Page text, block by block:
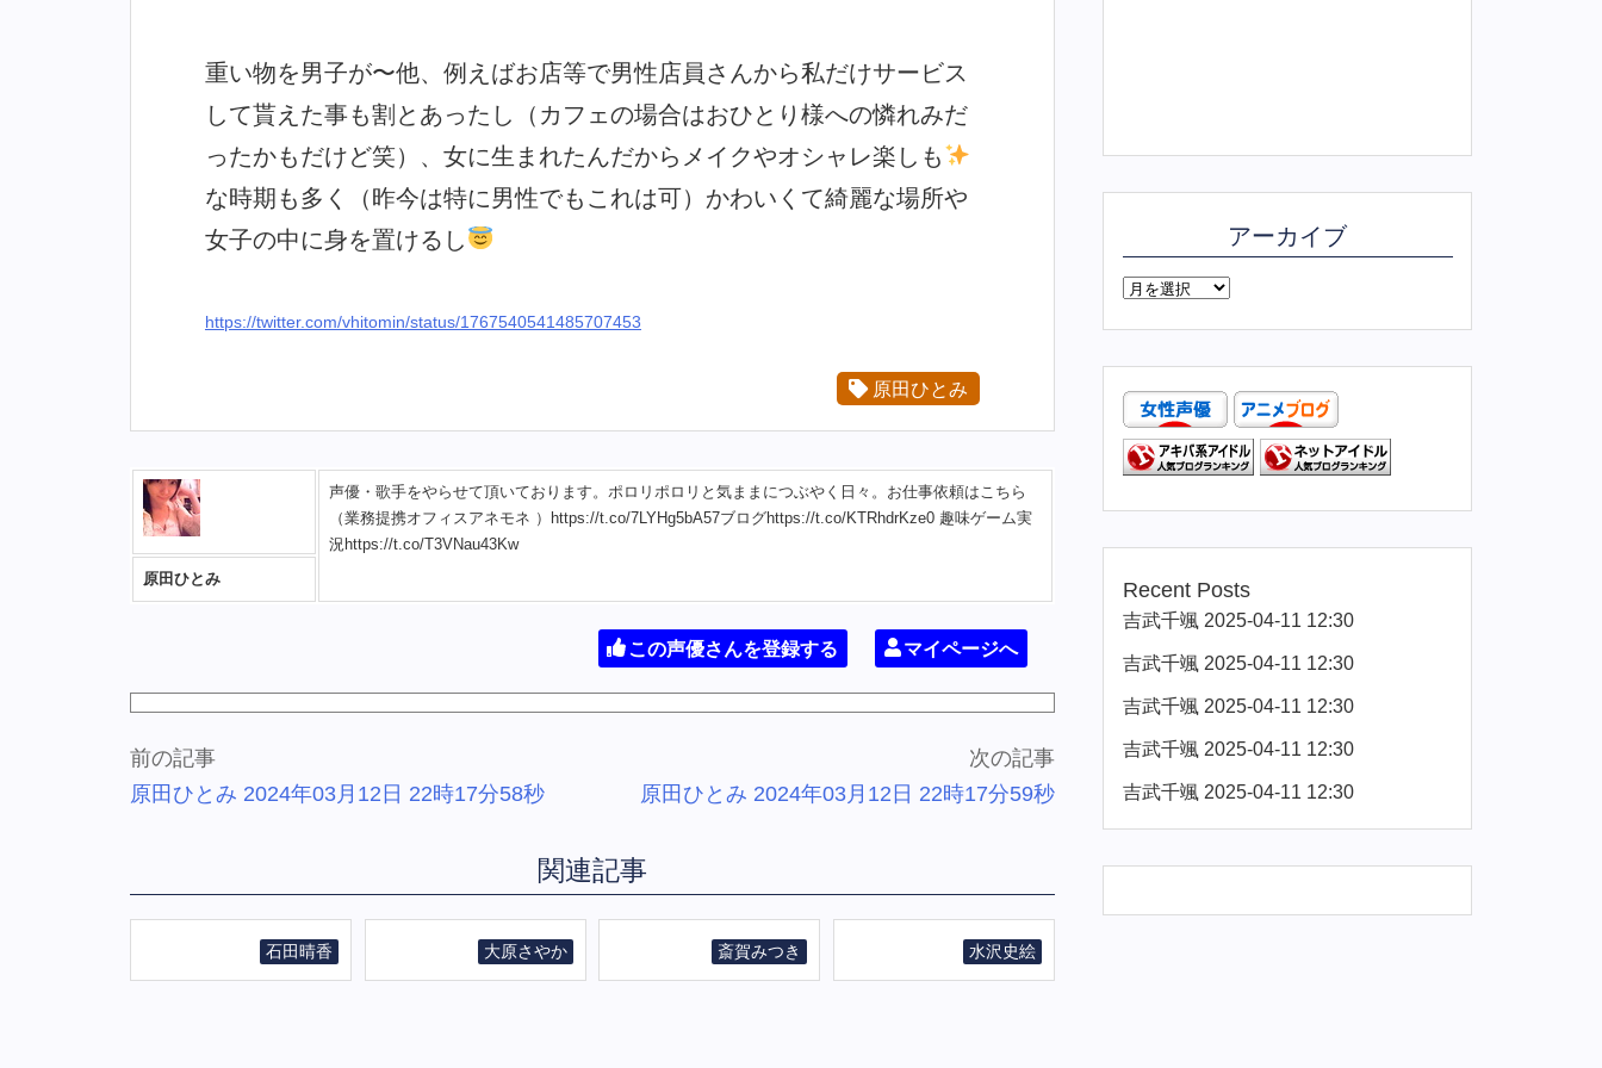
重い物を男子が〜他、例えばお店等で男性店員さんから私だけサービス
して貰えた事も割とあったし（カフェの場合はおひとり様への憐れみだ
ったかもだけど笑）、女に生まれたんだからメイクやオシャレ楽しも
な時期も多く（昨今は特に男性でもこれは可）かわいくて綺麗な場所や
女子の中に身を置けるし
https://twitter.com/vhitomin/status/1767540541485707453
原田ひとみ
声優・歌手をやらせて頂いております。ポロリポロリと気ままにつぶやく日々。お仕事依頼はこちら
（業務提携オフィスアネモネ ）https://t.co/7LYHg5bA57ブログhttps://t.co/KTRhdrKze0 趣味ゲーム実
況https://t.co/T3VNau43Kw
原田ひとみ
この声優さんを登録する マイページへ
前の記事
原田ひとみ 2024年03月12日 22時17分58秒
次の記事
原田ひとみ 2024年03月12日 22時17分59秒
関連記事
石田晴香 大原さやか 斎賀みつき 水沢史絵
アーカイブ
Recent Posts
吉武千颯 2025-04-11 12:30
吉武千颯 2025-04-11 12:30
吉武千颯 2025-04-11 12:30
吉武千颯 2025-04-11 12:30
吉武千颯 2025-04-11 12:30